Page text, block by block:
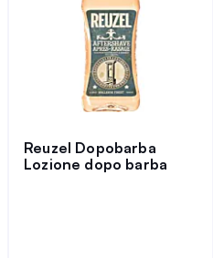
Reuzel Dopobarba
Lozione dopo barba